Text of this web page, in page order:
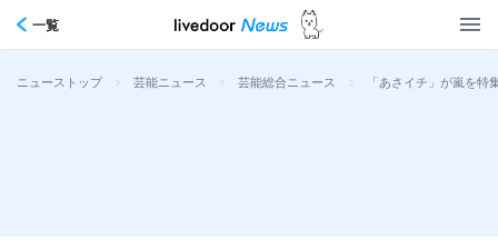
一覧
ニューストップ > 芸能ニュース > 芸能総合ニュース > 「あさイチ」が嵐を